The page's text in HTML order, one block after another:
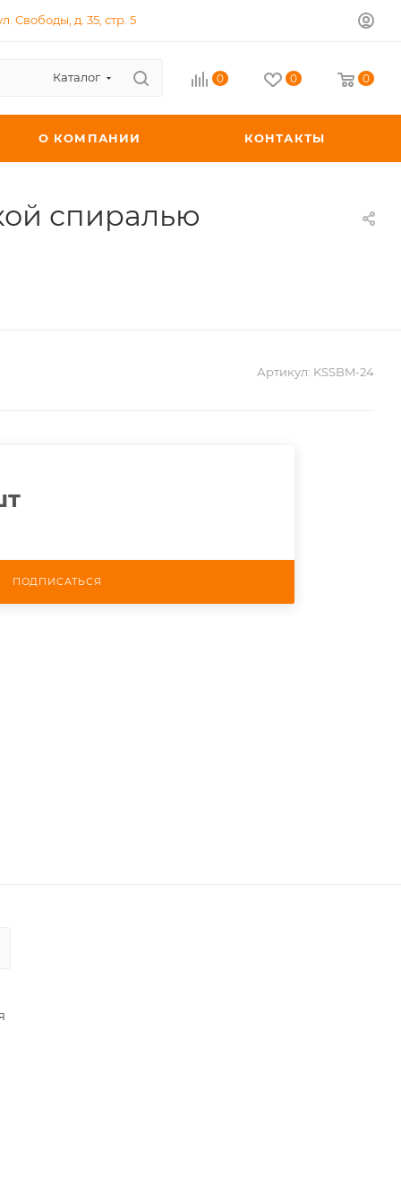
Свободы, д. 35, стр. 5
Каталог 0 0 0
О КОМПАНИИ КОНТАКТЫ
спиралью
Артикул: KSSBM-24
ПОДПИСАТЬСЯ